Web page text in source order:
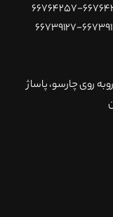
روی چارسو، پاساژ